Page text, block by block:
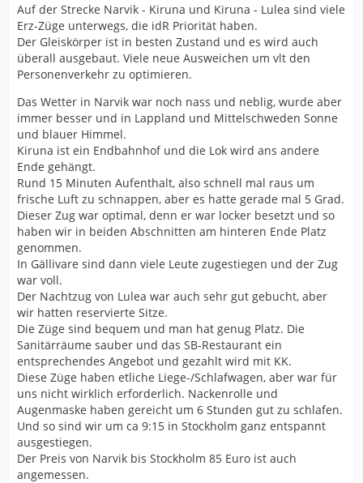
Auf der Strecke Narvik - Kiruna und Kiruna - Lulea sind viele
Erz-Züge unterwegs, die idR Priorität haben.
Der Gleiskörper ist in besten Zustand und es wird auch
überall ausgebaut. Viele neue Ausweichen um vlt den
Personenverkehr zu optimieren.
Das Wetter in Narvik war noch nass und neblig, wurde aber
immer besser und in Lappland und Mittelschweden Sonne
und blauer Himmel.
Kiruna ist ein Endbahnhof und die Lok wird ans andere
Ende gehängt.
Rund 15 Minuten Aufenthalt, also schnell mal raus um
frische Luft zu schnappen, aber es hatte gerade mal 5 Grad.
Dieser Zug war optimal, denn er war locker besetzt und so
haben wir in beiden Abschnitten am hinteren Ende Platz
genommen.
In Gällivare sind dann viele Leute zugestiegen und der Zug
war voll.
Der Nachtzug von Lulea war auch sehr gut gebucht, aber
wir hatten reservierte Sitze.
Die Züge sind bequem und man hat genug Platz. Die
Sanitärräume sauber und das SB-Restaurant ein
entsprechendes Angebot und gezahlt wird mit KK.
Diese Züge haben etliche Liege-/Schlafwagen, aber war für
uns nicht wirklich erforderlich. Nackenrolle und
Augenmaske haben gereicht um 6 Stunden gut zu schlafen.
Und so sind wir um ca 9:15 in Stockholm ganz entspannt
ausgestiegen.
Der Preis von Narvik bis Stockholm 85 Euro ist auch
angemessen.